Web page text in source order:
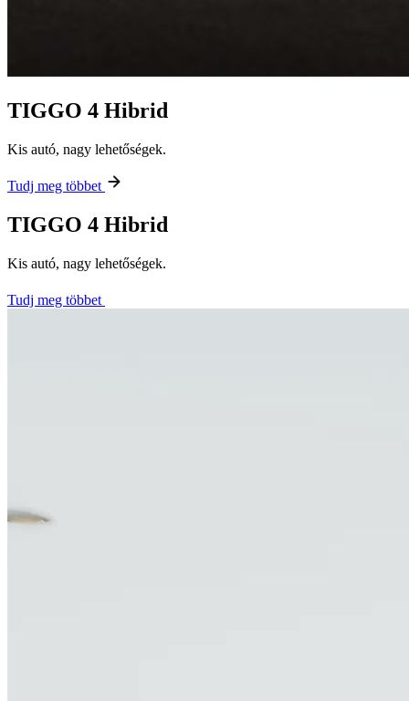
TIGGO 4 Hibrid
Kis autó, nagy lehetőségek.
Tudj meg többet
TIGGO 4 Hibrid
Kis autó, nagy lehetőségek.
Tudj meg többet